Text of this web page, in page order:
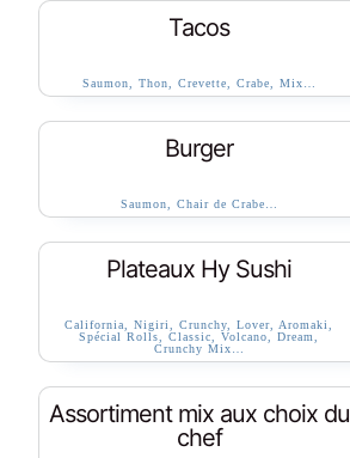
Tacos
Saumon, Thon, Crevette, Crabe, Mix…
Burger
Saumon, Chair de Crabe…
Plateaux Hy Sushi
California, Nigiri, Crunchy, Lover, Aromaki,
Spécial Rolls, Classic, Volcano, Dream,
Crunchy Mix…
Assortiment mix aux choix du
chef